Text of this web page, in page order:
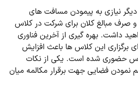
نیازی به پیمودن مسافت های
و صرف مبالغ کلان برای شرکت در کلاس
داشت. بهره گیری از آخرین فناوری
برگزاری این کلاس ها باعث افزایش
حضوری شده است. یکی از نکات
نمودن فضایی جهت برقرار مکالمه میان